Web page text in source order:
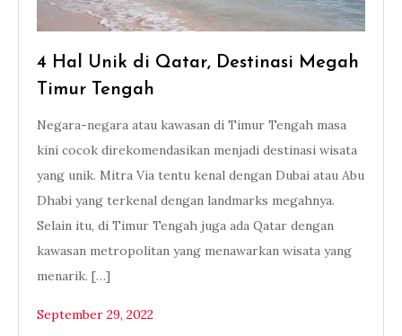
4 Hal Unik di Qatar, Destinasi Megah
Timur Tengah
Negara-negara atau kawasan di Timur Tengah masa
kini cocok direkomendasikan menjadi destinasi wisata
yang unik. Mitra Via tentu kenal dengan Dubai atau Abu
Dhabi yang terkenal dengan landmarks megahnya.
Selain itu, di Timur Tengah juga ada Qatar dengan
kawasan metropolitan yang menawarkan wisata yang
menarik. […]
September 29, 2022